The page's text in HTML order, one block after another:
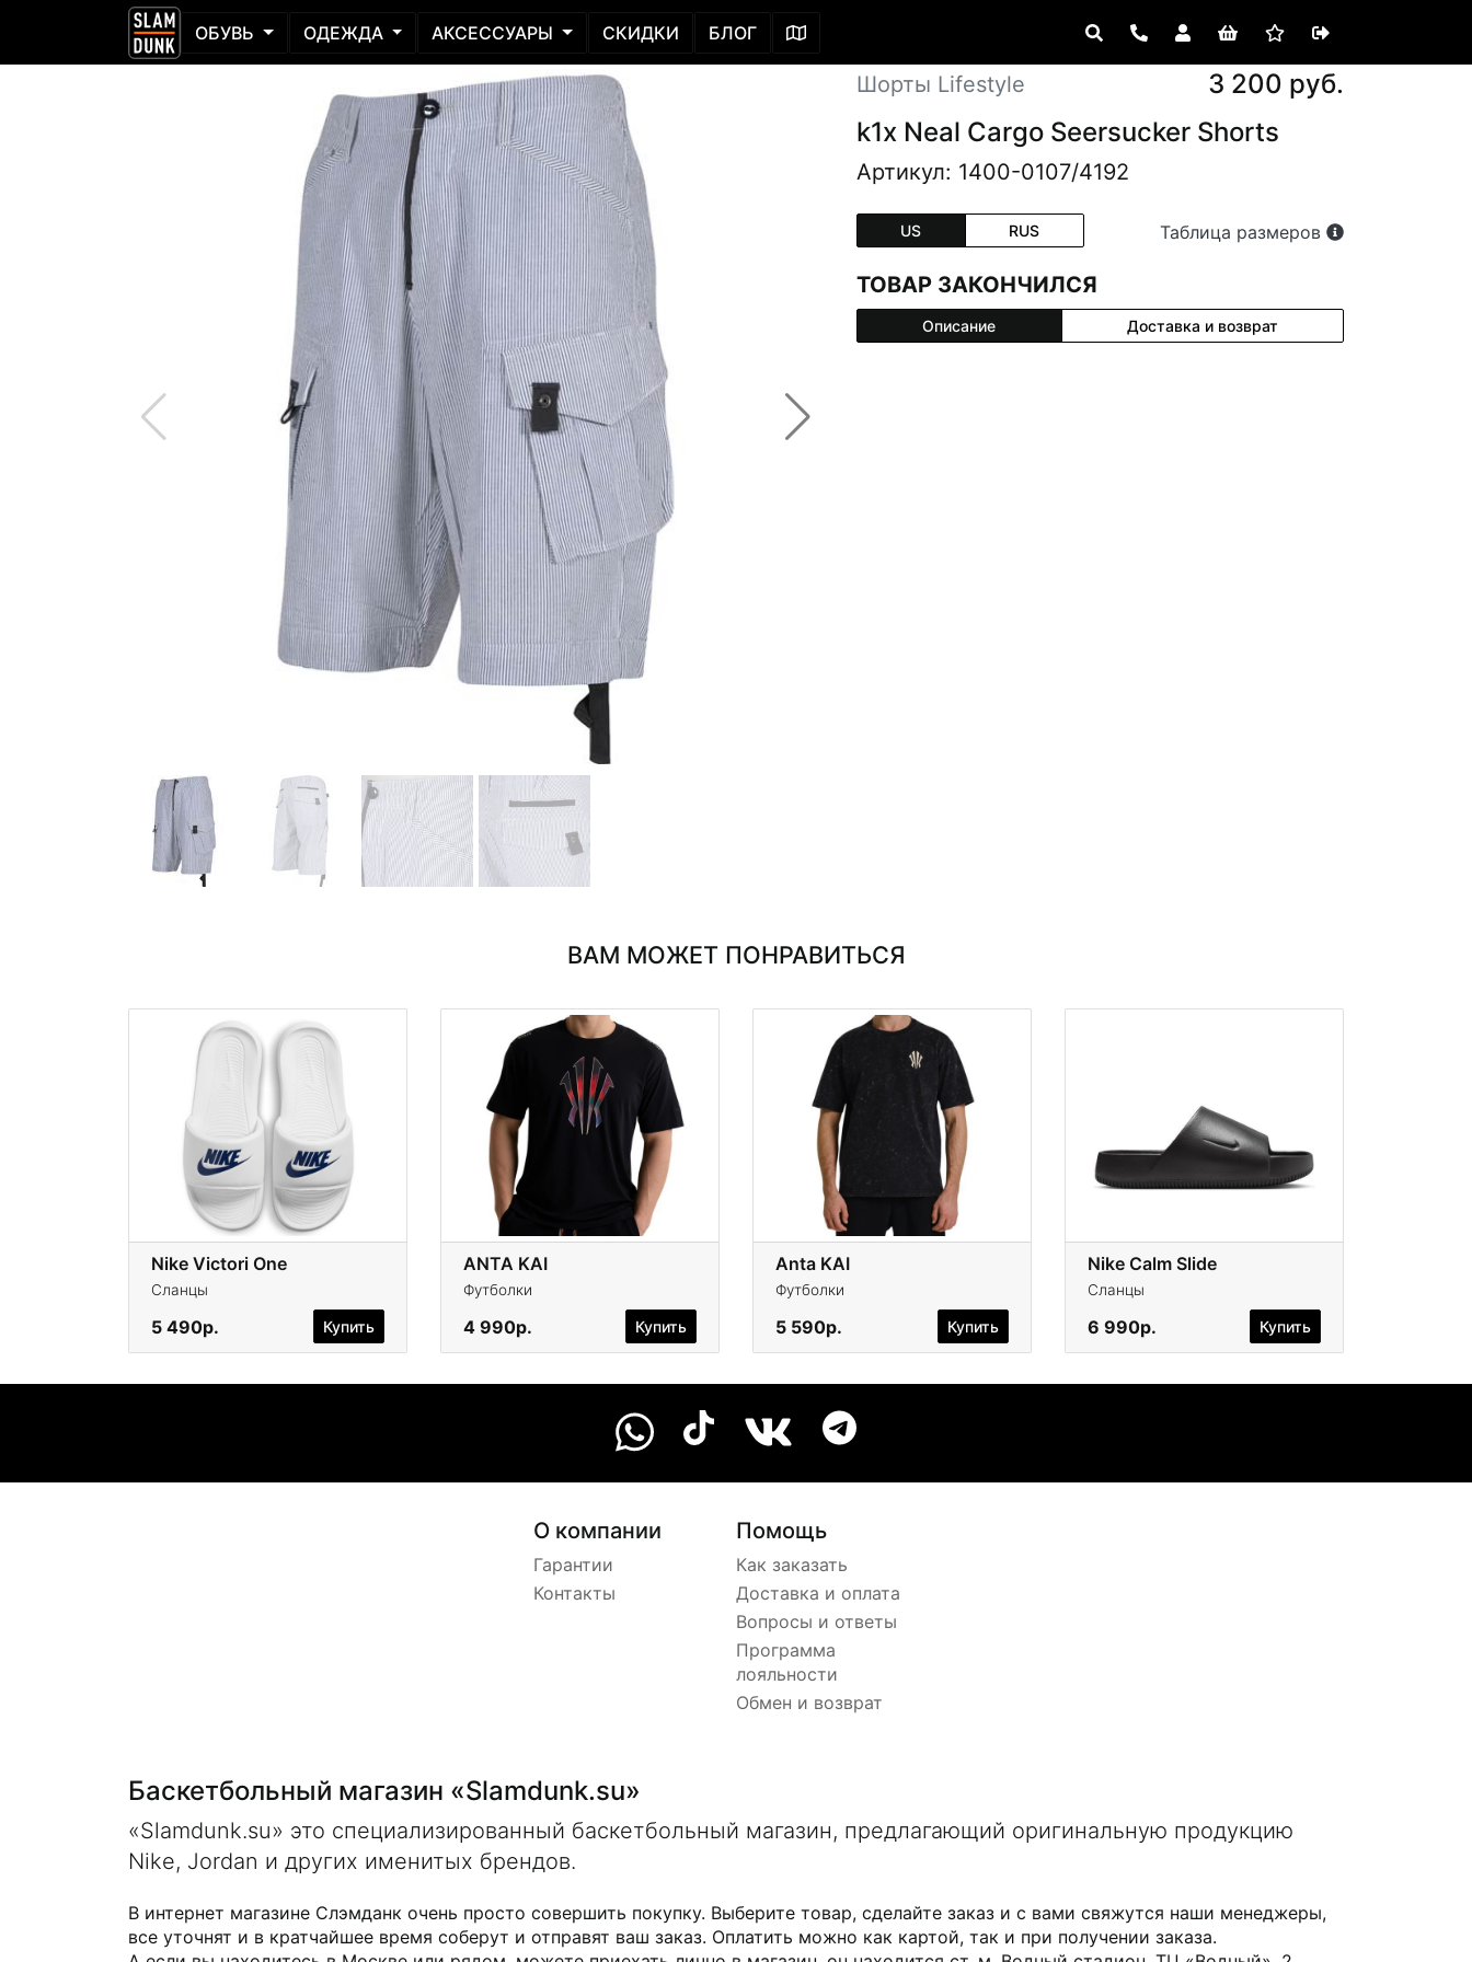
ОБУВЬ ОДЕЖДА АКСЕССУАРЫ СКИДКИ БЛОГ
Шорты Lifestyle
3 200 руб.
k1x Neal Cargo Seersucker Shorts
Артикул: 1400-0107/4192
US RUS Таблица размеров
ТОВАР ЗАКОНЧИЛСЯ
Описание Доставка и возврат
ВАМ МОЖЕТ ПОНРАВИТЬСЯ
Nike Victori One
Сланцы
5 490р. Купить
ANTA KAI
Футболки
4 990р. Купить
Anta KAI
Футболки
5 590р. Купить
Nike Calm Slide
Сланцы
6 990р. Купить
О компании
Гарантии
Контакты
Помощь
Как заказать
Доставка и оплата
Вопросы и ответы
Программа
лояльности
Обмен и возврат
Баскетбольный магазин «Slamdunk.su»
«Slamdunk.su» это специализированный баскетбольный магазин, предлагающий оригинальную продукцию
Nike, Jordan и других именитых брендов.
В интернет магазине Слэмданк очень просто совершить покупку. Выберите товар, сделайте заказ и с вами свяжутся наши менеджеры,
все уточнят и в кратчайшее время соберут и отправят ваш заказ. Оплатить можно как картой, так и при получении заказа.